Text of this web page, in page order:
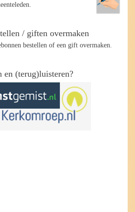
/ giften overmaken
bestellen of een gift overmaken.
(terug)luisteren?